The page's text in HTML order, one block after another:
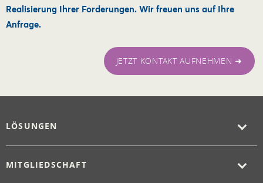
Realisierung Ihrer Forderungen. Wir freuen uns auf Ihre
Anfrage.
JETZT KONTAKT AUFNEHMEN ➜
LÖSUNGEN
MITGLIEDSCHAFT